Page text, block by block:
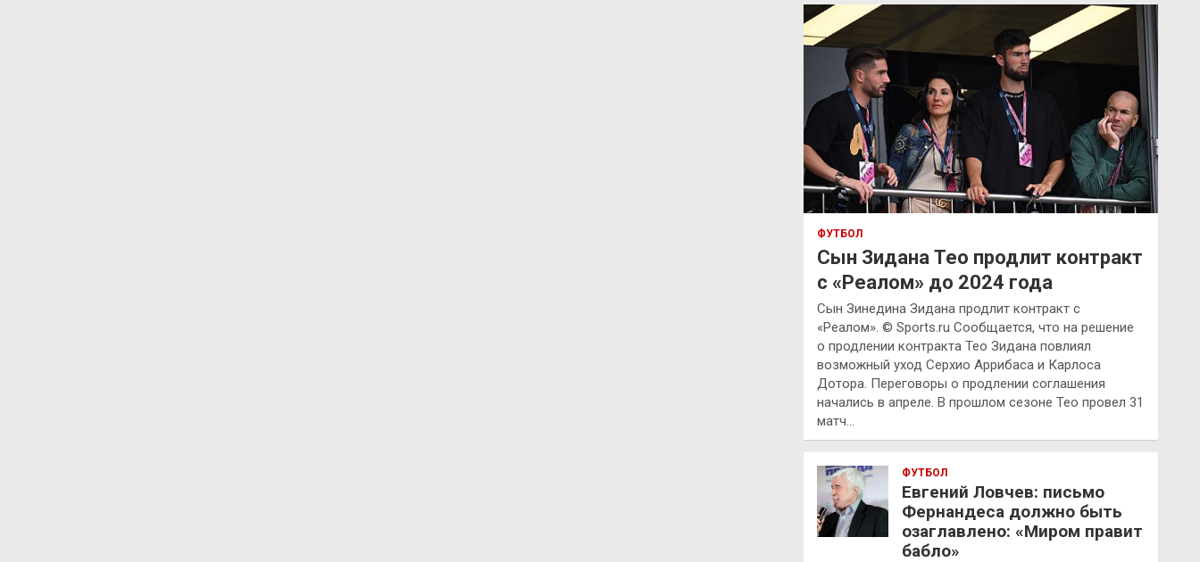
ФУТБОЛ
Сын Зидана Тео продлит контракт
с «Реалом» до 2024 года
Сын Зинедина Зидана продлит контракт с
«Реалом». © Sports.ru Сообщается, что на решение
о продлении контракта Тео Зидана повлиял
возможный уход Серхио Аррибаса и Карлоса
Дотора. Переговоры о продлении соглашения
начались в апреле. В прошлом сезоне Тео провел 31
матч…
ФУТБОЛ
Евгений Ловчев: письмо
Фернандеса должно быть
озаглавлено: «Миром правит
бабло»